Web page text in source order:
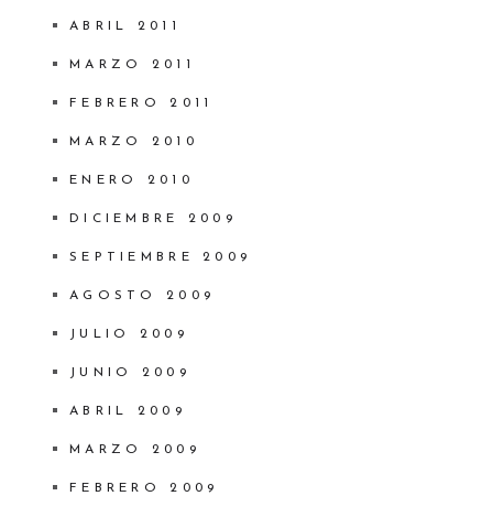
ABRIL 2011
MARZO 2011
FEBRERO 2011
MARZO 2010
ENERO 2010
DICIEMBRE 2009
SEPTIEMBRE 2009
AGOSTO 2009
JULIO 2009
JUNIO 2009
ABRIL 2009
MARZO 2009
FEBRERO 2009